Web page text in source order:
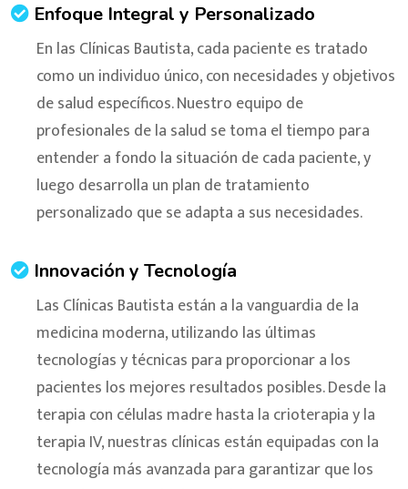
Enfoque Integral y Personalizado
En las Clínicas Bautista, cada paciente es tratado
como un individuo único, con necesidades y objetivos
de salud específicos. Nuestro equipo de
profesionales de la salud se toma el tiempo para
entender a fondo la situación de cada paciente, y
luego desarrolla un plan de tratamiento
personalizado que se adapta a sus necesidades.
Innovación y Tecnología
Las Clínicas Bautista están a la vanguardia de la
medicina moderna, utilizando las últimas
tecnologías y técnicas para proporcionar a los
pacientes los mejores resultados posibles. Desde la
terapia con células madre hasta la crioterapia y la
terapia IV, nuestras clínicas están equipadas con la
tecnología más avanzada para garantizar que los